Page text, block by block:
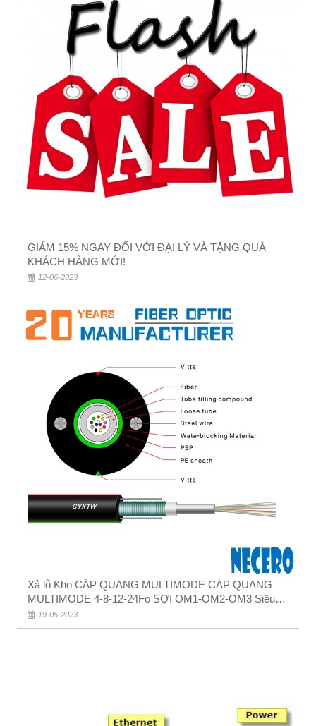
GIẢM 15% NGAY ĐỐI VỚI ĐẠI LÝ VÀ TẶNG QUÀ
KHÁCH HÀNG MỚI!
12-06-2023
Xả lỗ Kho CÁP QUANG MULTIMODE CÁP QUANG
MULTIMODE 4-8-12-24Fo SỢI OM1-OM2-OM3 Siêu
Rẻ 5k
19-05-2023